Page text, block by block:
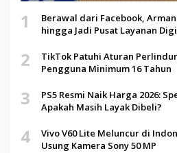
1
Berawal dari Facebook,
hingga Jadi Pusat Layanan
2
TikTok Patuhi Aturan
Pengguna Minimum 16 Tahun
3
PS5 Resmi Naik Harga 2026:
Apakah Masih Layak Dibeli?
4
Vivo V60 Lite Meluncur di
Usung Kamera Sony 50 MP